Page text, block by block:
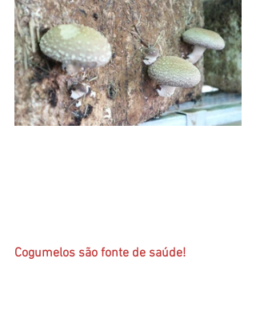
Cogumelos são fonte de saúde!